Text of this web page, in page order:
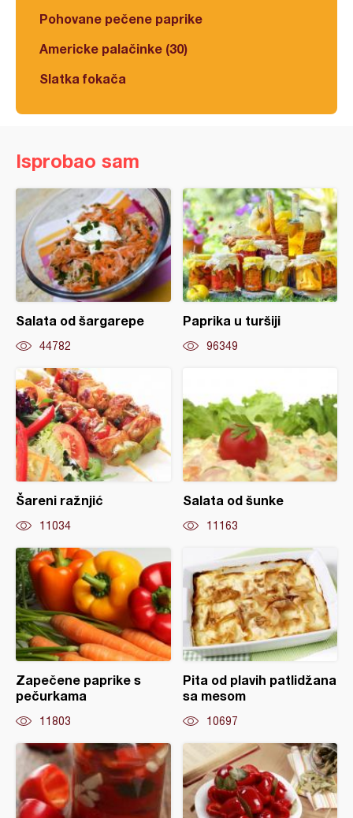
Pohovane pečene paprike
Americke palačinke (30)
Slatka fokača
Isprobao sam
Salata od šargarepe
44782
Paprika u turšiji
96349
Šareni ražnjić
11034
Salata od šunke
11163
Zapečene paprike s
pečurkama
11803
Pita od plavih patlidžana
sa mesom
10697